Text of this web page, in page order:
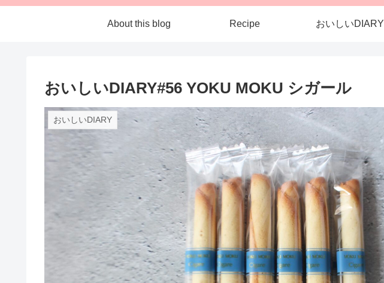
About this blog Recipe おいしいDIARY
おいしいDIARY#56 YOKU MOKU シガール
おいしいDIARY